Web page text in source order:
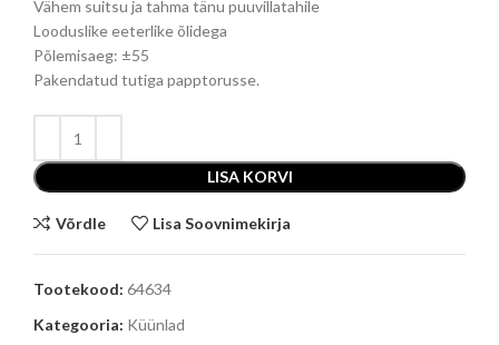
Vähem suitsu ja tahma tänu puuvillatahile
Looduslike eeterlike õlidega
Põlemisaeg: ±55
Pakendatud tutiga papptorusse.
LISA KORVI
Võrdle Lisa Soovnimekirja
Tootekood: 64634
Kategooria: Küünlad